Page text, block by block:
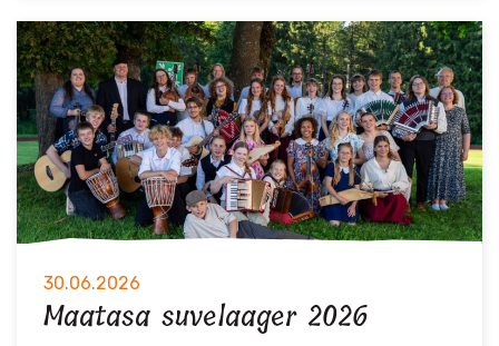
30.06.2026
Maatasa suvelaager 2026